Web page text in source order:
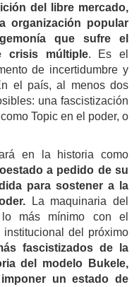
del libre mercado,
organización popular
que sufre el
crisis múltiple. Es el
de incertidumbre y
el país, al menos dos
una fascistización
Topic en el poder, o
en la historia como
a pedido de su
para sostener a la
La maquinaria del
más mínimo con el
del próximo
fascistizados de la
del modelo Bukele,
un estado de